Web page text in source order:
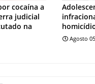
cocaína a
judicial
na
Agosto